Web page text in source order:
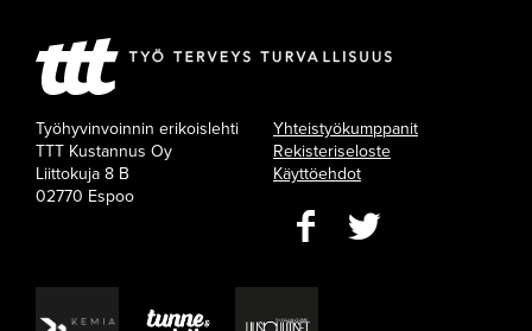
Työhyvinvoinnin erikoislehti
TTT Kustannus Oy
Liittokuja 8 B
02770 Espoo
Yhteistyökumppanit
Rekisteriseloste
Käyttöehdot